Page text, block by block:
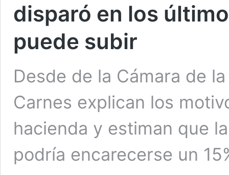
disparó en los
puede subir
Desde de la Cámara de
Carnes explican los
hacienda y estiman que
podría encarecerse un